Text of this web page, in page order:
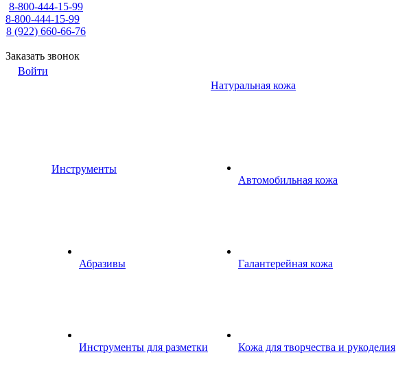
8-800-444-15-99
8-800-444-15-99
8 (922) 660-66-76
Заказать звонок
Войти
Инструменты
Абразивы
Инструменты для разметки
Натуральная кожа
Автомобильная кожа
Галантерейная кожа
Кожа для творчества и рукоделия